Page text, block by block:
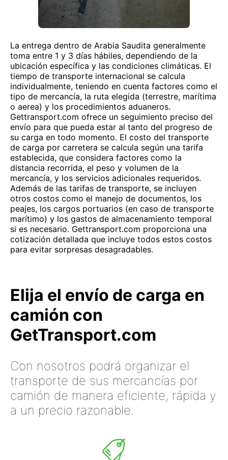
La entrega dentro de Arabia Saudita generalmente
toma entre 1 y 3 días hábiles, dependiendo de la
ubicación específica y las condiciones climáticas. El
tiempo de transporte internacional se calcula
individualmente, teniendo en cuenta factores como el
tipo de mercancía, la ruta elegida (terrestre, marítima
o aerea) y los procedimientos aduaneros.
Gettransport.com ofrece un seguimiento preciso del
envío para que pueda estar al tanto del progreso de
su carga en todo momento. El costo del transporte
de carga por carretera se calcula según una tarifa
establecida, que considera factores como la
distancia recorrida, el peso y volumen de la
mercancía, y los servicios adicionales requeridos.
Además de las tarifas de transporte, se incluyen
otros costos como el manejo de documentos, los
peajes, los cargos portuarios (en caso de transporte
marítimo) y los gastos de almacenamiento temporal
si es necesario. Gettransport.com proporciona una
cotización detallada que incluye todos estos costos
para evitar sorpresas desagradables.
Elija el envío de carga en
camión con
GetTransport.com
Con nosotros podrá organizar el
transporte de sus mercancías por
camión de manera eficiente, rápida y
a un precio razonable.